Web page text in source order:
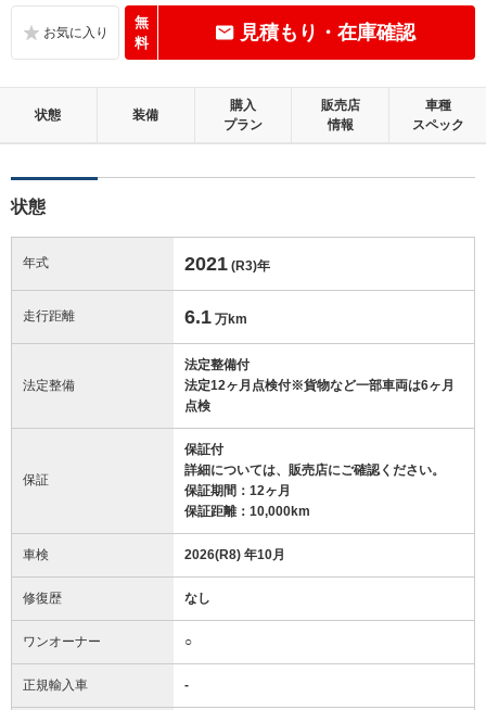
無
料
見積もり・在庫確認
状態 装備
購入
プラン
販売店
情報
車種
スペック
状態
年式 2021 (R3)年
走行距離 6.1 万km
法定整備
法定整備付
法定12ヶ月点検付※貨物など一部車両は6ヶ月
点検
保証
保証付
詳細については、販売店にご確認ください。
保証期間：12ヶ月
保証距離：10,000km
車検 2026(R8) 年10月
修復歴 なし
ワンオーナー ○
正規輸入車 -